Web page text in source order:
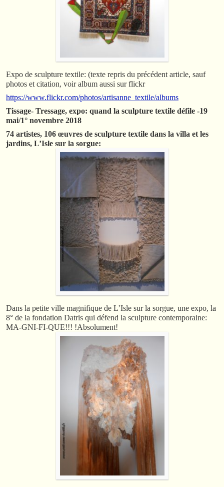
Expo de sculpture textile: (texte repris du précédent article, sauf
photos et citation, voir album aussi sur flickr
https://www.flickr.com/photos/artisanne_textile/albums
Tissage- Tressage, expo: quand la sculpture textile défile -19
mai/1° novembre 2018
74 artistes, 106 œuvres de sculpture textile dans la villa et les
jardins, L’Isle sur la sorgue:
Dans la petite ville magnifique de L’Isle sur la sorgue, une expo, la
8° de la fondation Datris qui défend la sculpture contemporaine:
MA-GNI-FI-QUE!!! !Absolument!